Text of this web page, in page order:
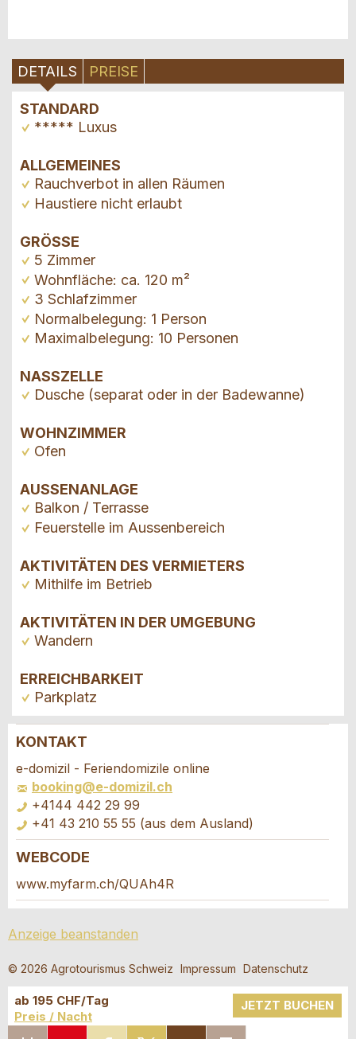
DETAILS PREISE
STANDARD
***** Luxus
ALLGEMEINES
Rauchverbot in allen Räumen
Haustiere nicht erlaubt
GRÖSSE
5 Zimmer
Wohnfläche: ca. 120 m²
3 Schlafzimmer
Normalbelegung: 1 Person
Maximalbelegung: 10 Personen
NASSZELLE
Dusche (separat oder in der Badewanne)
WOHNZIMMER
Ofen
AUSSENANLAGE
Balkon / Terrasse
Feuerstelle im Aussenbereich
AKTIVITÄTEN DES VERMIETERS
Mithilfe im Betrieb
AKTIVITÄTEN IN DER UMGEBUNG
Wandern
ERREICHBARKEIT
Parkplatz
Anzeige beanstanden
Ihr Feedback wird sehr geschätzt!
Allgemeines Feedback
Anzeige nicht mehr gültig
Anzeige unvollständig
Anzeige weiterempfehlen
Empfehlen Sie diese Anzeige an Freunde weiter.
* Eingabe erforderlich
ab 195 CHF/Tag
Preis / Nacht
JETZT BUCHEN
KONTAKT
e-domizil - Feriendomizile online
booking@e-domizil.ch
+4144 442 29 99
+41 43 210 55 55 (aus dem Ausland)
Buchungsanfrage
Kontaktpersonen dieser Anzeige.
Anreise *
öffnen
AUGUST 2026
Abreise
WEBCODE
www.myfarm.ch/QUAh4R
Anzeige beanstanden
IN KALENDER
ZUR AUF
© 2026 Agrotourismus Schweiz Impressum Datenschutz